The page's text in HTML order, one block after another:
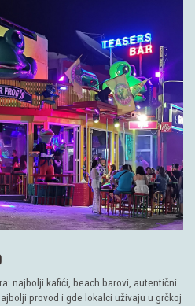
najbolji kafići, beach barovi, autentični
provod i gde lokalci uživaju u grčkoj